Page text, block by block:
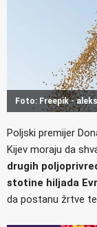
Foto: Freepik -
Poljski premijer
Kijev moraju da
drugih
stotine hiljada
da postanu žrtve